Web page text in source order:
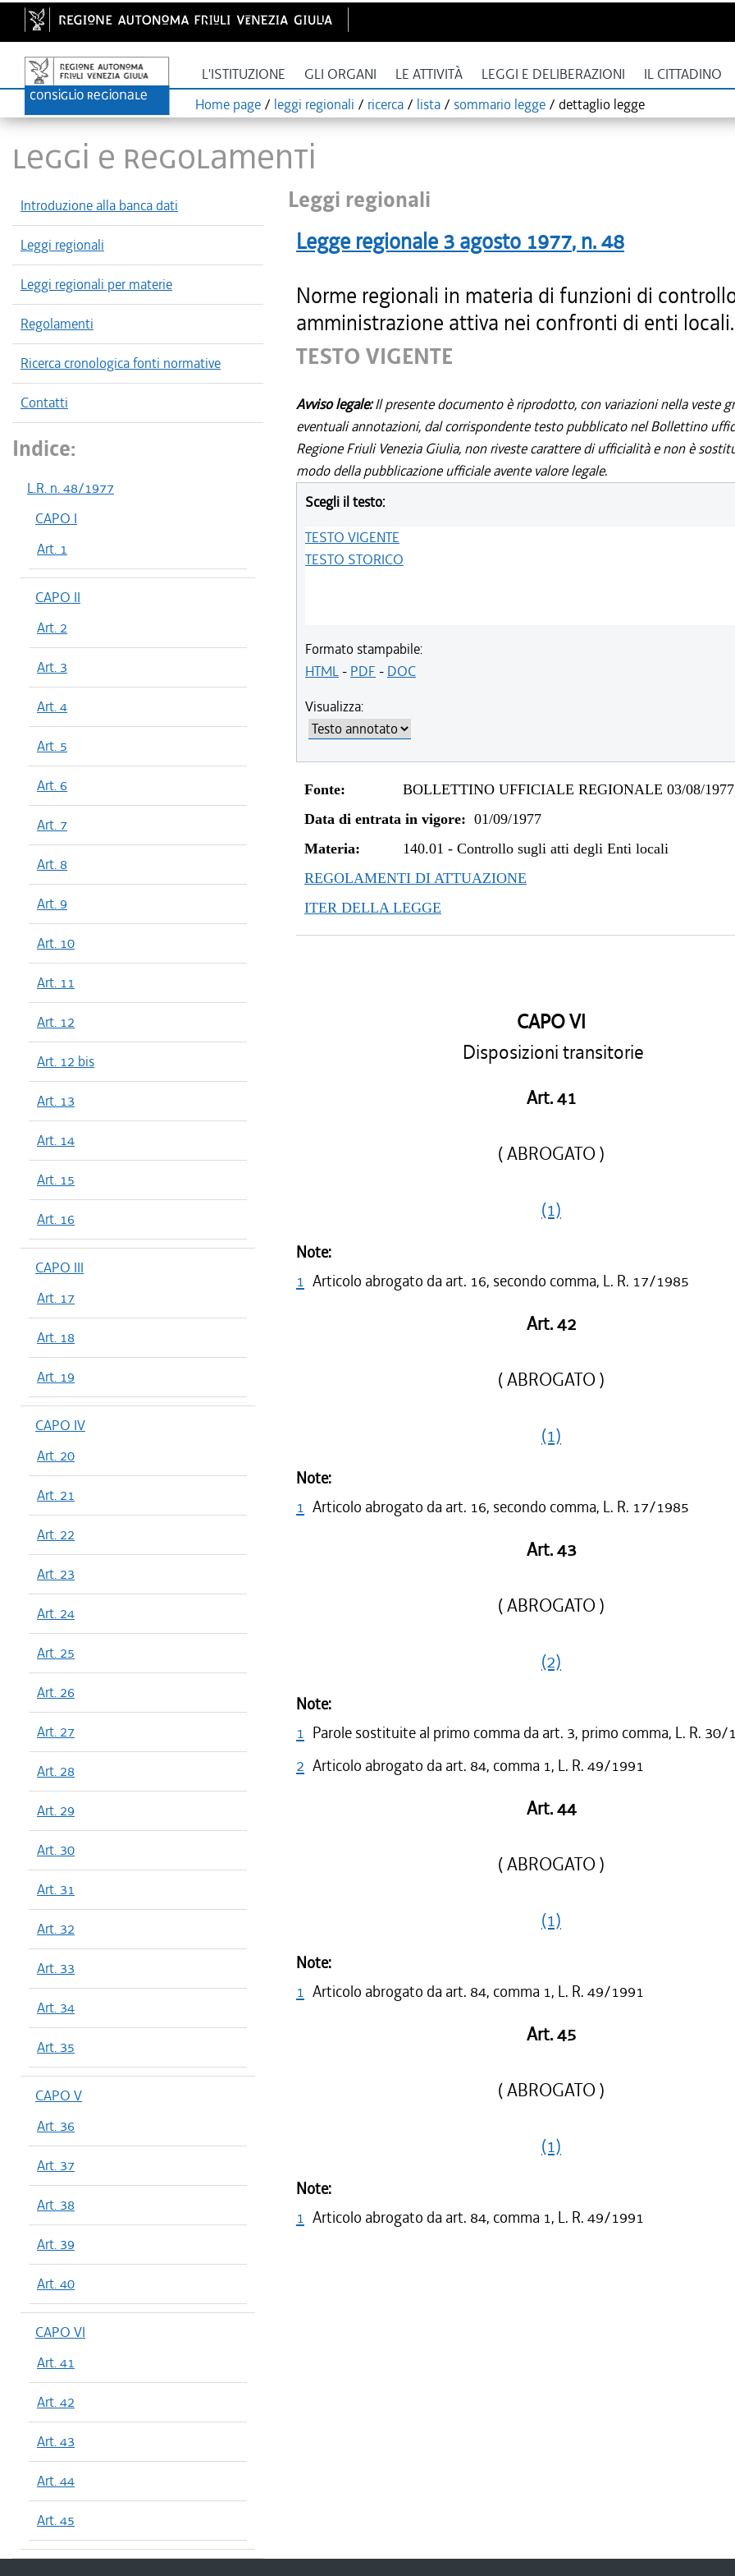
L'ISTITUZIONE GLI ORGANI LE ATTIVITÀ LEGGI E DELIBERAZIONI IL CITTADINO
Home page / leggi regionali / ricerca / lista / sommario legge / dettaglio legge
LEGGI E REGOLAMENTI
Introduzione alla banca dati
Leggi regionali
Leggi regionali per materie
Regolamenti
Ricerca cronologica fonti normative
Contatti
Indice:
L.R. n. 48/1977
CAPO I
Art. 1
CAPO II
Art. 2
Art. 3
Art. 4
Art. 5
Art. 6
Art. 7
Art. 8
Art. 9
Art. 10
Art. 11
Art. 12
Art. 12 bis
Art. 13
Art. 14
Art. 15
Art. 16
CAPO III
Art. 17
Art. 18
Art. 19
CAPO IV
Art. 20
Art. 21
Art. 22
Art. 23
Art. 24
Art. 25
Art. 26
Art. 27
Art. 28
Art. 29
Art. 30
Art. 31
Art. 32
Art. 33
Art. 34
Art. 35
CAPO V
Art. 36
Art. 37
Art. 38
Art. 39
Art. 40
CAPO VI
Art. 41
Art. 42
Art. 43
Art. 44
Art. 45
Leggi regionali
Legge regionale 3 agosto 1977, n.48
Norme regionali in materia di funzioni di
amministrazione attiva nei confronti di enti locali.
TESTO VIGENTE
Avviso legale:Il presente documento è riprodotto, con variazioni nella veste
eventuali annotazioni, dal corrispondente testo pubblicato nel Bollettino
Regione Friuli Venezia Giulia, non riveste carattere di ufficialità e non è
modo della pubblicazione ufficiale avente valore legale.
Scegli il testo:
TESTO VIGENTE
TESTO STORICO
Formato stampabile:
HTML- PDF - DOC
Visualizza:
Fonte:
BOLLETTINO UFFICIALE REGIONALE 03/08/
Data di entrata in vigore: 01/09/1977
Materia:
140.01 -Controllo sugli atti degli Enti locali
REGOLAMENTI DI ATTUAZIONE
ITER DELLA LEGGE
CAPO VI
Disposizioni transitorie
Art. 41
( ABROGATO )
(1)
Note:
1 Articolo abrogato da art. 16, secondo comma, L. R. 17/1985
Art. 42
( ABROGATO )
(1)
Note:
1 Articolo abrogato da art. 16, secondo comma, L. R. 17/1985
Art. 43
( ABROGATO )
(2)
Note:
1 Parole sostituite al primo comma da art. 3, primo comma, L. R. 30/
2 Articolo abrogato da art. 84, comma 1, L. R. 49/1991
Art. 44
( ABROGATO )
(1)
Note:
1 Articolo abrogato da art. 84, comma 1, L. R. 49/1991
Art. 45
( ABROGATO )
(1)
Note:
1 Articolo abrogato da art. 84, comma 1, L. R. 49/1991